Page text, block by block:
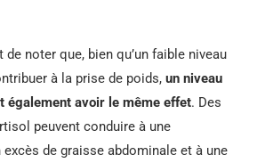
noter que, bien qu’un faible niveau
à la prise de poids, un niveau
également avoir le même effet. Des
peuvent conduire à une
de graisse abdominale et à une